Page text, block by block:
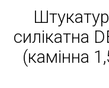
силікатна
(камінна